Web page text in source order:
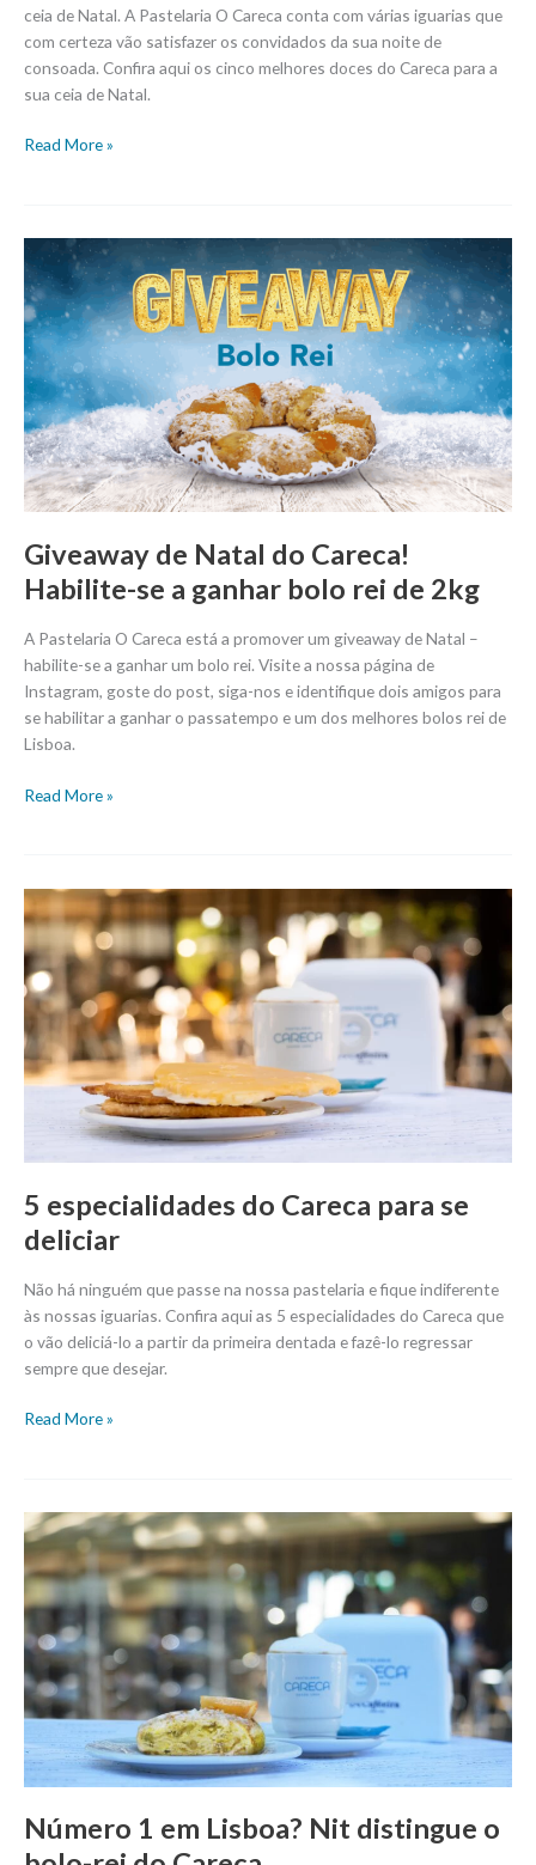
ceia de Natal. A Pastelaria O Careca conta com várias iguarias que
com certeza vão satisfazer os convidados da sua noite de
consoada. Confira aqui os cinco melhores doces do Careca para a
sua ceia de Natal.
Read More »
Giveaway de Natal do Careca!
Habilite-se a ganhar bolo rei de 2kg
A Pastelaria O Careca está a promover um giveaway de Natal –
habilite-se a ganhar um bolo rei. Visite a nossa página de
Instagram, goste do post, siga-nos e identifique dois amigos para
se habilitar a ganhar o passatempo e um dos melhores bolos rei de
Lisboa.
Giveaway
de
Natal
do
Careca!
Habilite-
se
a
ganhar
bolo
rei
2kg
Read More »
5 especialidades do Careca para se
deliciar
Não há ninguém que passe na nossa pastelaria e fique indiferente
às nossas iguarias. Confira aqui as 5 especialidades do Careca que
o vão deliciá-lo a partir da primeira dentada e fazê-lo regressar
sempre que desejar.
5
especialidades
do
Careca
para
se
deliciar
Read More »
Número 1 em Lisboa? Nit distingue o
Número
em
Lisboa?
Nit
distingue
o
bolo-
do
Careca